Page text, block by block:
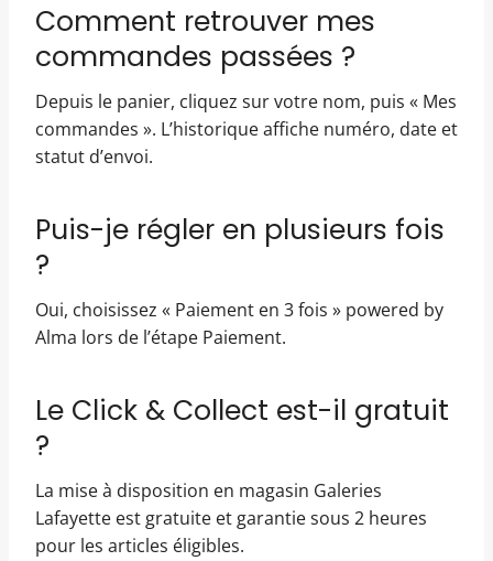
Comment retrouver mes
commandes passées ?
Depuis le panier, cliquez sur votre nom, puis « Mes
commandes ». L’historique affiche numéro, date et
statut d’envoi.
Puis-je régler en plusieurs fois
?
Oui, choisissez « Paiement en 3 fois » powered by
Alma lors de l’étape Paiement.
Le Click & Collect est-il gratuit
?
La mise à disposition en magasin Galeries
Lafayette est gratuite et garantie sous 2 heures
pour les articles éligibles.